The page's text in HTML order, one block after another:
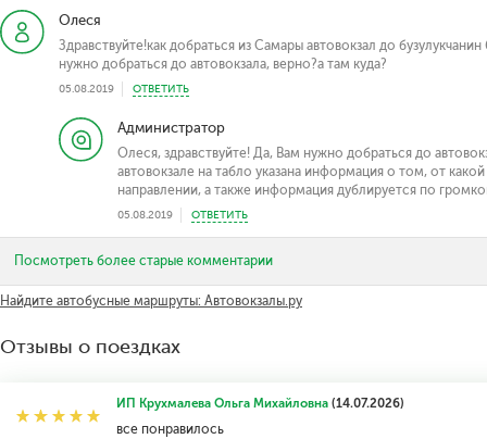
Олеся
Здравствуйте!как добраться из Самары автовокзал до
нужно добраться до автовокзала, верно?а там куда?
05.08.2019 ОТВЕТИТЬ
Администратор
Олеся, здравствуйте! Да, Вам нужно добраться до
автовокзале на табло указана информация о том, от
направлении, а также информация дублируется по
05.08.2019 ОТВЕТИТЬ
Посмотреть более старые комментарии
Найдите автобусные маршруты: Автовокзалы.ру
Отзывы о поездках
ИП Крухмалева Ольга Михайловна(14.07.2026)
все понравилось